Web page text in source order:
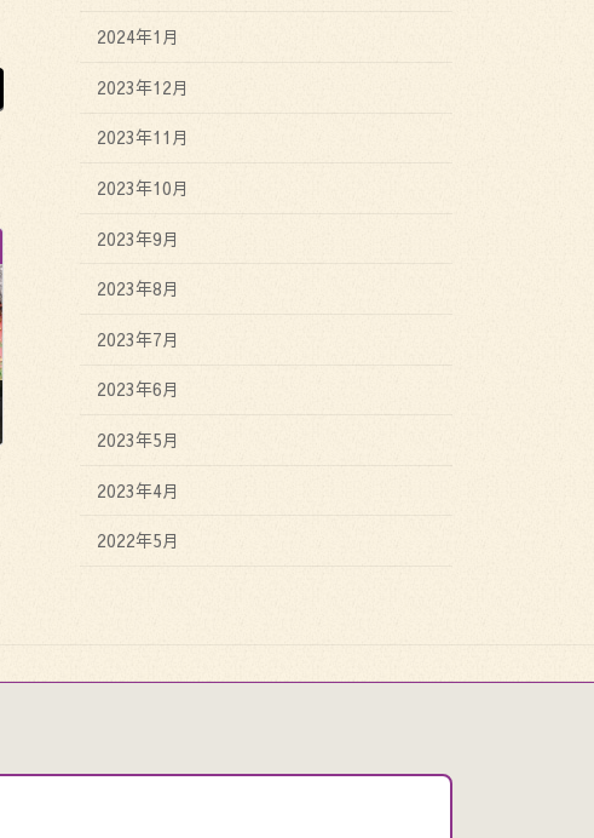
2024年1月
2023年12月
2023年11月
2023年10月
2023年9月
2023年8月
2023年7月
2023年6月
2023年5月
2023年4月
2022年5月